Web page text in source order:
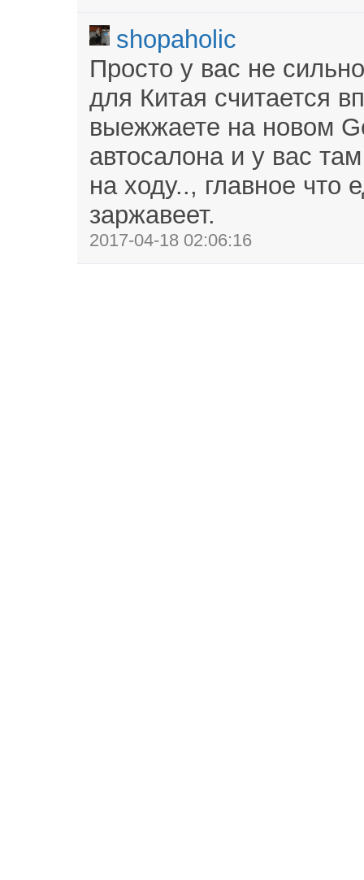
shopaholic
Просто у вас не
для Китая считается
выежжаете на новом
автосалона и у вас
на ходу.., главное что
заржавеет.
2017-04-18 02:06:16